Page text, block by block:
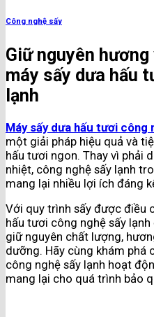
Công nghệ sấy
Giữ nguyên
máy sấy dưa hấu
lạnh
Máy sấy dưa hấu tươi công
một giải pháp hiệu quả và
hấu tươi ngon. Thay vì phải
nhiệt, công nghệ sấy lạnh
mang lại nhiều lợi ích đáng
Với quy trình sấy được điều
hấu tươi công nghệ sấy
giữ nguyên chất lượng,
dưỡng. Hãy cùng khám phá
công nghệ sấy lạnh hoạt
mang lại cho quá trình bảo